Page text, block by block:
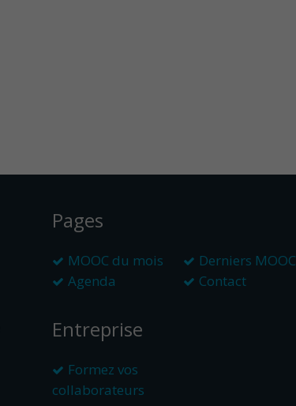
Pages
MOOC du mois
Derniers MOOC
Agenda
Contact
Entreprise
Formez vos
collaborateurs